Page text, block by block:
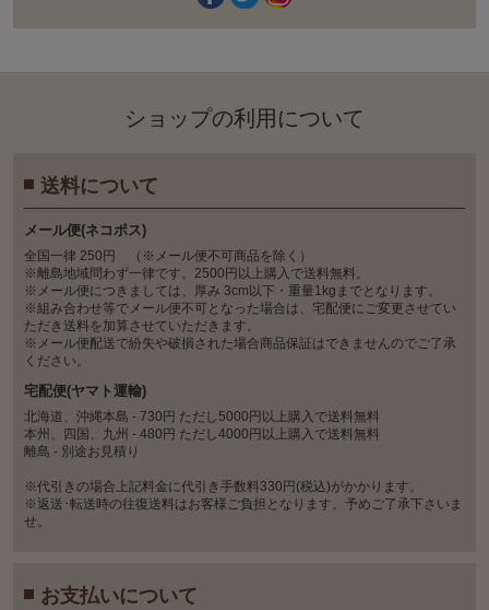
ショップの利⽤について
送料について
メール便(ネコポス)
全国一律 250円 （※メール便不可商品を除く）
※離島地域問わず一律です。2500円以上購入で送料無料。
※メール便につきましては、厚み 3cm以下・重量1kgまでとなります。
※組み合わせ等でメール便不可となった場合は、宅配便にご変更させてい
ただき送料を加算させていただきます。
※メール便配送で紛失や破損された場合商品保証はできませんのでご了承
ください。
宅配便(ヤマト運輸)
北海道、沖縄本島 - 730円 ただし5000円以上購入で送料無料
本州、四国、九州 - 480円 ただし4000円以上購入で送料無料
離島 - 別途お見積り
※代引きの場合上記料金に代引き手数料330円(税込)がかかります。
※返送･転送時の往復送料はお客様ご負担となります。予めご了承下さいま
せ。
お支払いについて